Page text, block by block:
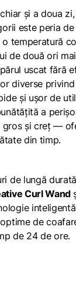
și a doua
este peria
temperatură
de două ori
uscat fără
diverse
și ușor de
a
și creț —
din timp.
de lungă
Curl Wand
de
de 24 de ore.